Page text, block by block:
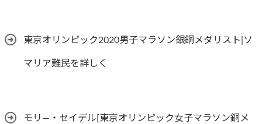
東京オリンピック2020男子マラソン銀銅メダリスト|ソ
マリア難民を詳しく
モリ―・セイデル[東京オリンピック女子マラソン銅メ